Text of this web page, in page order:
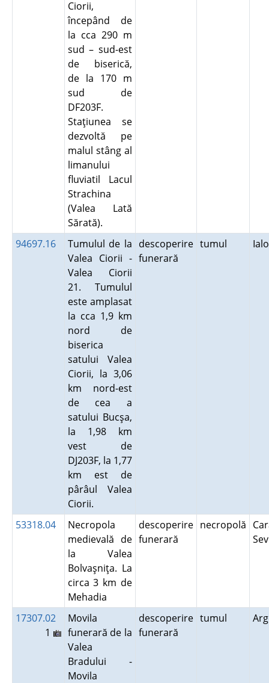
Ciorii,
începând de
la cca 290 m
sud – sud-est
de biserică,
de la 170 m
sud de
DF203F.
Staţiunea se
dezvoltă pe
malul stâng al
limanului
fluviatil Lacul
Strachina
(Valea Lată
Sărată).
94697.16
Tumulul de la
Valea Ciorii -
Valea Ciorii
21. Tumulul
este amplasat
la cca 1,9 km
nord de
biserica
satului Valea
Ciorii, la 3,06
km nord-est
de cea a
satului Bucşa,
la 1,98 km
vest de
DJ203F, la 1,77
km est de
pârâul Valea
Ciorii.
descoperire
funerară
tumul
53318.04
Necropola
medievală de
la Valea
Bolvaşniţa. La
circa 3 km de
Mehadia
descoperire
funerară
necropolă
17307.02
1
Movila
funerară de la
Valea
Bradului -
Movila
descoperire
funerară
tumul